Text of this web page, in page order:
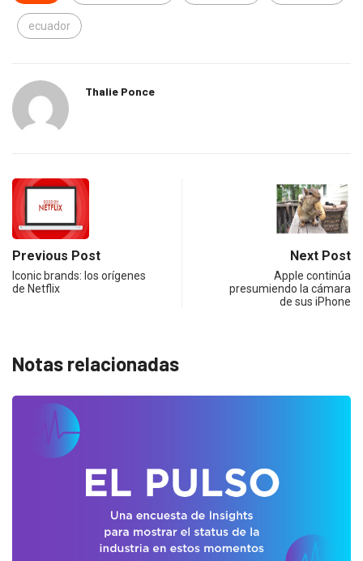
ecuador
Thalie Ponce
Previous Post
Iconic brands: los orígenes
de Netflix
Next Post
Apple continúa
presumiendo la cámara
de sus iPhone
Notas relacionadas